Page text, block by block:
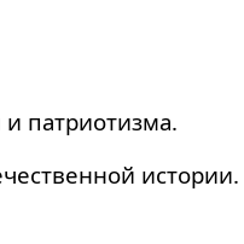
патриотизма.
истории.